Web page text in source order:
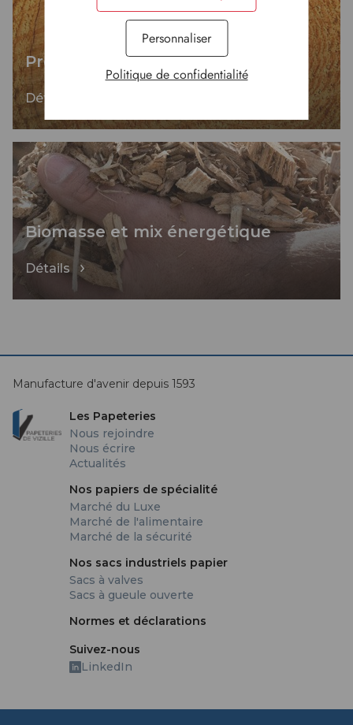
Protégeons nos ressources
Détails
Biomasse et mix énergétique
Détails
Manufacture d'avenir depuis 1593
Les Papeteries
Nous rejoindre
Nous écrire
Actualités
Nos papiers de spécialité
Marché du Luxe
Marché de l'alimentaire
Marché de la sécurité
Nos sacs industriels papier
Sacs à valves
Sacs à gueule ouverte
Normes et déclarations
Suivez-nous
LinkedIn
Personnaliser
Politique de confidentialité